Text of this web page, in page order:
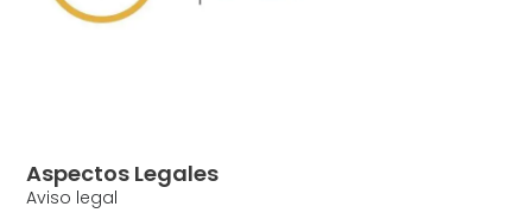
Aspectos Legales
Aviso legal